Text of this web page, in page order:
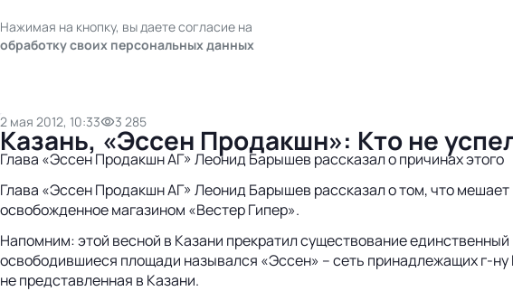
Нажимая на кнопку, вы даете согласие на
обработку своих персональных данных
2 мая 2012, 10:33 3 285
Казань, «Эссен Продакшн»: Кто не
Глава «Эссен Продакшн АГ» Леонид Барышев рассказал о причинах этого
Глава «Эссен Продакшн АГ» Леонид Барышев рассказал о том, что
освобожденное магазином «Вестер Гипер».
Напомним: этой весной в Казани прекратил существование
освободившиеся площади назывался «Эссен» – сеть принадлежащих г-
не представленная в Казани.